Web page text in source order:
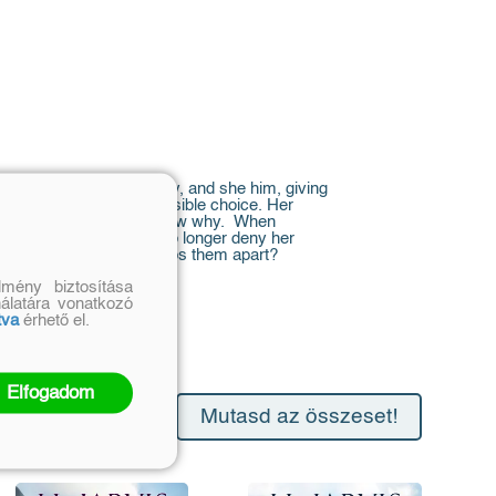
to love his Jenny, and she him, giving
Jenny faces an impossible choice. Her
and he’ll never know why. When
to family, she can no longer deny her
fate that now keeps them apart?
Mutasd az összeset!
biztosítása
vonatkozó
érhető el.
Elfogadom